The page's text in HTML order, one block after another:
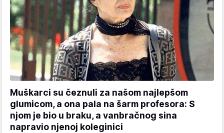
Muškarci su čeznuli za našom najlepšom
glumicom, a ona pala na šarm profesora: S
njom je bio u braku, a vanbračnog sina
napravio njenoj koleginici